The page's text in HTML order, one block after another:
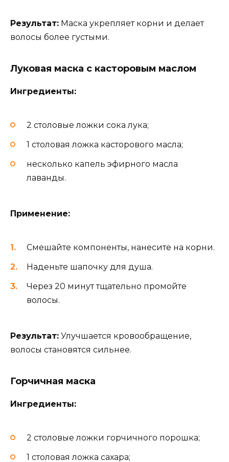
Результат: Маска укрепляет корни и делает
волосы более густыми.
Луковая маска с касторовым маслом
Ингредиенты:
2 столовые ложки сока лука;
1 столовая ложка касторового масла;
несколько капель эфирного масла
лаванды.
Применение:
Смешайте компоненты, нанесите на корни.
Наденьте шапочку для душа.
Через 20 минут тщательно промойте
волосы.
Результат: Улучшается кровообращение,
волосы становятся сильнее.
Горчичная маска
Ингредиенты:
2 столовые ложки горчичного порошка;
1 столовая ложка сахара;